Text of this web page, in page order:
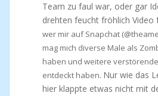
Team zu faul war, oder gar
drehten feucht fröhlich Video
wer mir auf Snapchat
mag mich diverse Male als
haben und weitere
entdeckt haben. Nur wie das
hier klappte etwas nicht mit